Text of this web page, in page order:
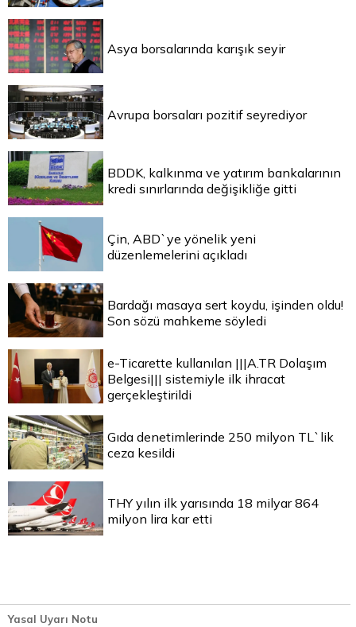
Asya borsalarında karışık seyir
Avrupa borsaları pozitif seyrediyor
BDDK, kalkınma ve yatırım bankalarının
kredi sınırlarında değişikliğe gitti
Çin, ABD`ye yönelik yeni
düzenlemelerini açıkladı
Bardağı masaya sert koydu, işinden oldu!
Son sözü mahkeme söyledi
e-Ticarette kullanılan |||A.TR Dolaşım
Belgesi||| sistemiyle ilk ihracat
gerçekleştirildi
Gıda denetimlerinde 250 milyon TL`lik
ceza kesildi
THY yılın ilk yarısında 18 milyar 864
milyon lira kar etti
Yasal Uyarı Notu